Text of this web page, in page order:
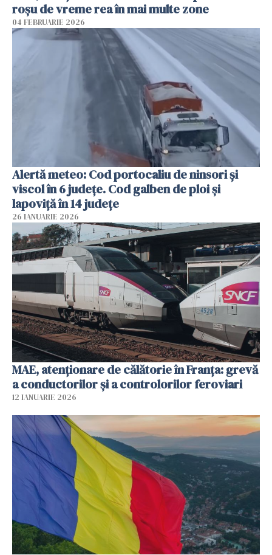
roșu de vreme rea în mai multe zone
04 FEBRUARIE 2026
Alertă meteo: Cod portocaliu de ninsori şi
viscol în 6 judeţe. Cod galben de ploi şi
lapoviţă în 14 judeţe
26 IANUARIE 2026
MAE, atenționare de călătorie în Franța: grevă
a conductorilor şi a controlorilor feroviari
12 IANUARIE 2026